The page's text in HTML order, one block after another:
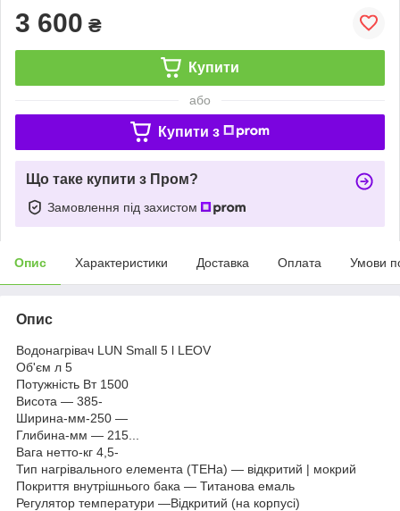
3 600 ₴
Купити
або
Купити з
Що таке купити з Пром?
Замовлення під захистом
Опис Характеристики Доставка Оплата Умови
Опис
Водонагрівач LUN Small 5 l LEOV
Об'єм л 5
Потужність Вт 1500
Висота — 385-
Ширина-мм-250 —
Глибина-мм — 215...
Вага нетто-кг 4,5-
Тип нагрівального елемента (ТЕНа) — відкритий | мокрий
Покриття внутрішнього бака — Титанова емаль
Регулятор температури —Відкритий (на корпусі)